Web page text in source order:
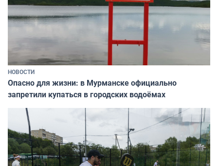
НОВОСТИ
Опасно для жизни: в Мурманске официально
запретили купаться в городских водоёмах